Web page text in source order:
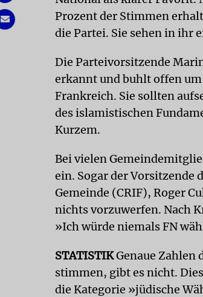
Prozent der Stimmen
die Partei. Sie sehen in ihr
Die Parteivorsitzende
erkannt und buhlt offen
Frankreich. Sie sollten
des islamistischen
Kurzem.
Bei vielen
ein. Sogar der Vorsitzende
Gemeinde (CRIF), Roger
nichts vorzuwerfen. Nach
»Ich würde niemals FN
STATISTIKGenaue Zahlen
stimmen, gibt es nicht.
die Kategorie »jüdische